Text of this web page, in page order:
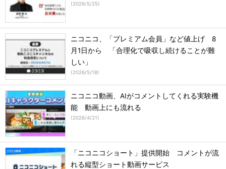
(2026/5/25)
ニコニコ、「プレミアム会員」など値上げ 8
月1日から 「合理化で吸収し続けることが難
しい」
(2026/5/18)
ニコニコ動画、AIがコメントしてくれる実験機
能 動画上にも流れる
(2026/4/21)
「ニコニコショート」提供開始 コメントが流
れる縦型ショート動画サービス